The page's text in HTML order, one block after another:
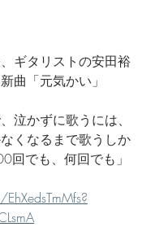
ギタリストの安田裕
曲「元気かい」
泣かずに歌うには、
くなるまで歌うしか
回でも、何回でも」